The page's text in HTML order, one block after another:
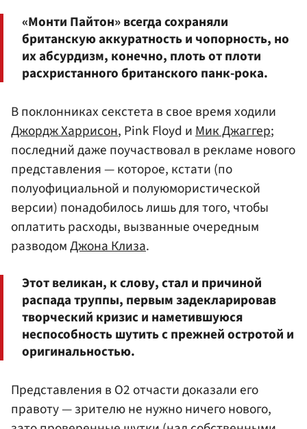
«Монти Пайтон» всегда сохраняли
британскую аккуратность и чопорность, но
их абсурдизм, конечно, плоть от плоти
расхристанного британского панк-рока.
В поклонниках секстета в свое время ходили
Джордж Харрисон, Pink Floyd иМик Джаггер;
последний даже поучаствовал в рекламе нового
представления — которое, кстати (по
полуофициальной и полуюмористической
версии) понадобилось лишь для того, чтобы
оплатить расходы, вызванные очередным
разводомДжона Клиза.
Этот великан, к слову, стал и причиной
распада труппы, первым задекларировав
творческий кризис и наметившуюся
неспособность шутить с прежней остротой и
оригинальностью.
Представления в О2 отчасти доказали его
правоту — зрителю не нужно ничего нового,